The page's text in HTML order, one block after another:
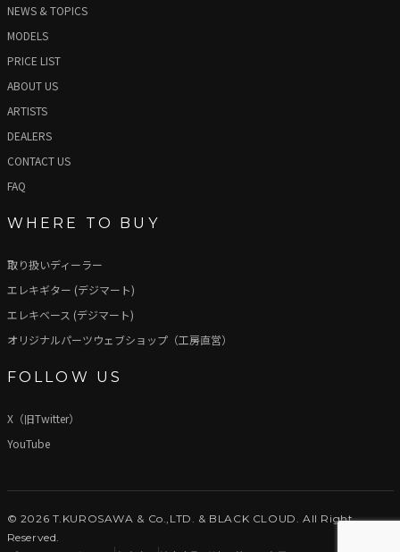
NEWS & TOPICS
MODELS
PRICE LIST
ABOUT US
ARTISTS
DEALERS
CONTACT US
FAQ
WHERE TO BUY
取り扱いディーラー
エレキギター (デジマート)
エレキベース (デジマート)
オリジナルパーツウェブショップ（工房直営）
FOLLOW US
X（旧Twitter）
YouTube
© 2026 T.KUROSAWA & Co.,LTD. & BLACK CLOUD. All Right
Reserved.